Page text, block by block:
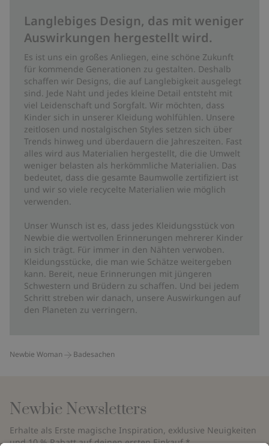
Langlebiges Design, das mit weniger
Auswirkungen hergestellt wird.
Es ist uns ein großes Anliegen, eine schöne Zukunft
für kommende Generationen zu gestalten. Deshalb
schaffen wir Designs, die auf Langlebigkeit ausgelegt
sind. Jede Naht und jedes kleine Detail entsteht mit
viel Leidenschaft und Sorgfalt. Wir möchten, dass
Kinder sich in unserer Kleidung wohlfühlen. Unsere
zeitlosen und nostalgischen Styles setzen sich über
Trends hinweg und überdauern die Jahreszeiten. Fast
alles wird aus Materialien hergestellt, die die Umwelt
weniger belasten als herkömmliche Materialien. Das
bedeutet, dass die gesamte Baumwolle zertifiziert ist
und wir so viele recycelte Materialien wie möglich
verwenden.
Unser Wunsch ist es, dass jedes Kleidungsstück von
Newbie die wertvollen Erinnerungen mehrerer Kinder
in sich trägt. Für immer in den Nähten verwoben.
Kleidungsstücke, die man wie Schätze weitergeben
kann. Bereit, neue Erinnerungen mit jüngeren
Schwestern und Brüdern zu schaffen. Und bei jedem
Schritt streben wir danach, unsere Auswirkungen auf
den Planeten zu verringern.
Newbie Woman Badesachen
Newbie Newsletters
Erhalte als Erste magische Inspiration, exklusive Neuigkeiten
und 10 % Rabatt auf deinen ersten Einkauf.*